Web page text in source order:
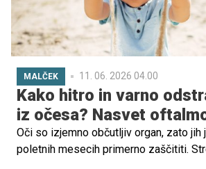
MALČEK 11. 06. 2026 04.00
Kako hitro in varno
iz očesa? Nasvet
Oči so izjemno občutljiv organ, zato jih
poletnih mesecih primerno zaščititi.